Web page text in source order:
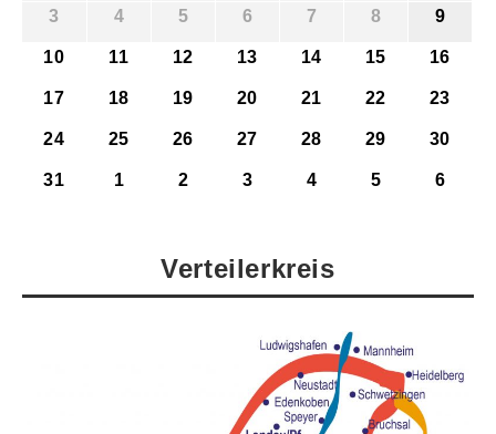
3 4 5 6 7 8 9
10 11 12 13 14 15 16
17 18 19 20 21 22 23
24 25 26 27 28 29 30
31 1 2 3 4 5 6
Verteilerkreis